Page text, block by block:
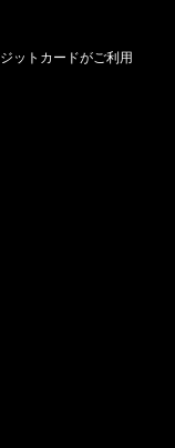
ットカードがご利用